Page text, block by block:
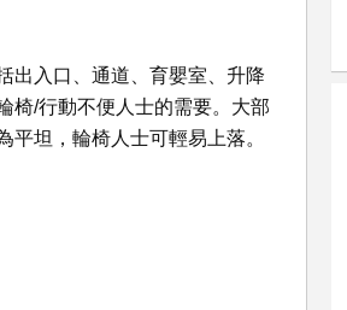
出入口、通道、育嬰室、升降
椅/行動不便人士的需要。大部
坦，輪椅人士可輕易上落。